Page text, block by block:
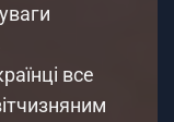
все